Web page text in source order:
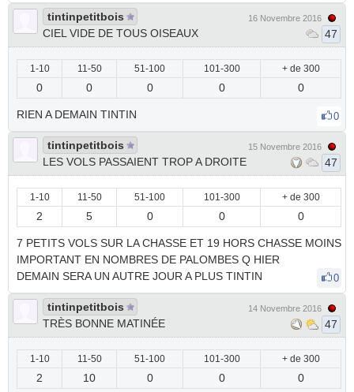
tintinpetitbois
CIEL VIDE DE TOUS OISEAUX
16 Novembre 2016
47
1-10 11-50 51-100 101-300 + de 300
0 0 0 0 0
RIEN A DEMAIN TINTIN 0
tintinpetitbois
LES VOLS PASSAIENT TROP A DROITE
15 Novembre 2016
47
1-10 11-50 51-100 101-300 + de 300
2 5 0 0 0
7 PETITS VOLS SUR LA CHASSE ET 19 HORS CHASSE MOINS
IMPORTANT EN NOMBRES DE PALOMBES Q HIER
DEMAIN SERA UN AUTRE JOUR A PLUS TINTIN
0
tintinpetitbois
TRÈS BONNE MATINÉE
14 Novembre 2016
47
1-10 11-50 51-100 101-300 + de 300
2 10 0 0 0